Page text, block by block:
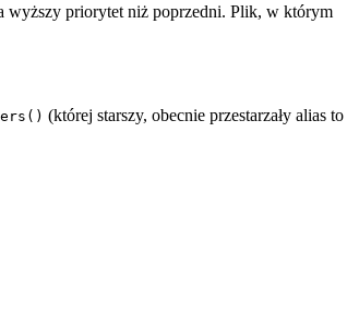
wyższy priorytet niż poprzedni. Plik, w którym
(której starszy, obecnie przestarzały alias to